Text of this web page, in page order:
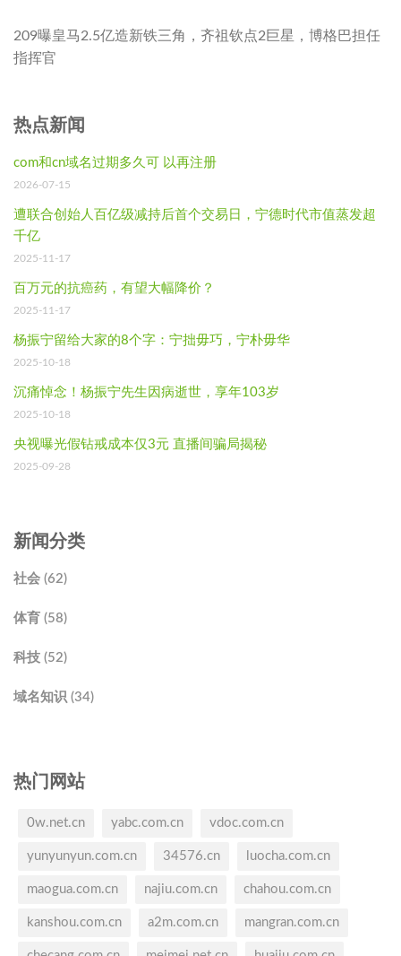
209曝皇马2.5亿造新铁三角，齐祖钦点2巨星，博格巴担任
指挥官
热点新闻
com和cn域名过期多久可 以再注册
2026-07-15
遭联合创始人百亿级减持后首个交易日，宁德时代市值蒸发超
千亿
2025-11-17
百万元的抗癌药，有望大幅降价？
2025-11-17
杨振宁留给大家的8个字：宁拙毋巧，宁朴毋华
2025-10-18
沉痛悼念！杨振宁先生因病逝世，享年103岁
2025-10-18
央视曝光假钻戒成本仅3元 直播间骗局揭秘
2025-09-28
新闻分类
社会 (62)
体育 (58)
科技 (52)
域名知识 (34)
热门网站
0w.net.cn yabc.com.cn vdoc.com.cn
yunyunyun.com.cn 34576.cn luocha.com.cn
maogua.com.cn najiu.com.cn chahou.com.cn
kanshou.com.cn a2m.com.cn mangran.com.cn